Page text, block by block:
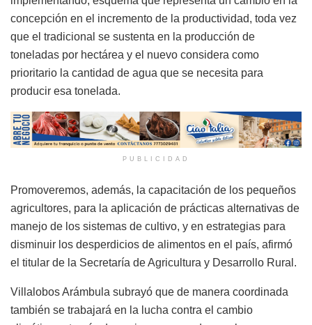
concepción en el incremento de la productividad, toda vez
que el tradicional se sustenta en la producción de
toneladas por hectárea y el nuevo considera como
prioritario la cantidad de agua que se necesita para
producir esa tonelada.
PUBLICIDAD
Promoveremos, además, la capacitación de los pequeños
agricultores, para la aplicación de prácticas alternativas de
manejo de los sistemas de cultivo, y en estrategias para
disminuir los desperdicios de alimentos en el país, afirmó
el titular de la Secretaría de Agricultura y Desarrollo Rural.
Villalobos Arámbula subrayó que de manera coordinada
también se trabajará en la lucha contra el cambio